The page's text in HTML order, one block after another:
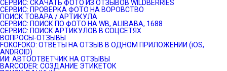
СЕРВИС: СКАЧАТЬ ФОТО ИЗ ОТЗЫВОВ WILDBERRIES
СЕРВИС: ПРОВЕРКА ФОТО НА ВОРОВСТВО
ПОИСК ТОВАРА / АРТИКУЛА
СЕРВИС: ПОИСК ПО ФОТО НА WB, ALIIBABA, 1688
СЕРВИС: ПОИСК АРТИКУЛОВ В СОЦСЕТЯХ
ВОПРОСЫ-ОТЗЫВЫ
FOKOFOKO: ОТВЕТЫ НА ОТЗЫВ В ОДНОМ ПРИЛОЖЕНИИ (iOS,
ANDROID)
ИИ: АВТООТВЕТЧИК НА ОТЗЫВЫ
BARCODER: СОЗДАНИЕ ЭТИКЕТОК